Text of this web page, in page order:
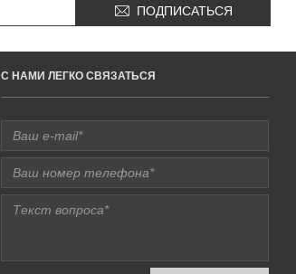
ПОДПИСАТЬСЯ
C НАМИ ЛЕГКО СВЯЗАТЬСЯ